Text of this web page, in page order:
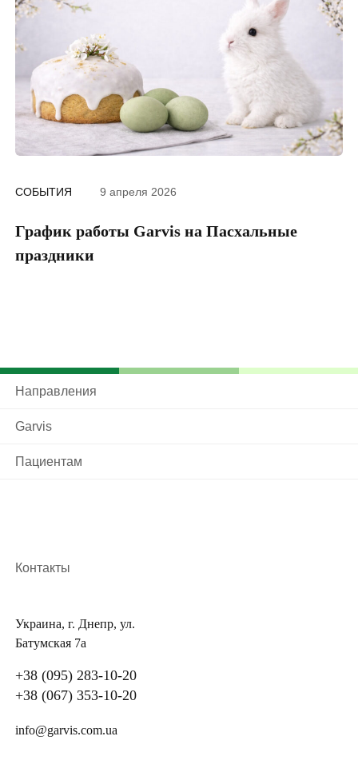
СОБЫТИЯ 9 апреля 2026
График работы Garvis на Пасхальные
праздники
Направления
Garvis
Пациентам
Контакты
Украина, г. Днепр, ул.
Батумская 7а
+38 (095) 283-10-20
+38 (067) 353-10-20
info@garvis.com.ua